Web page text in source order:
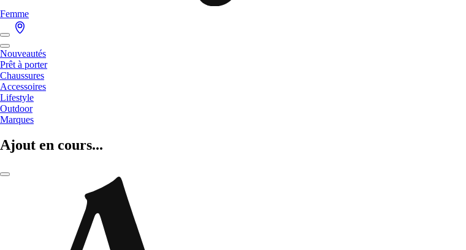
Femme
Nouveautés
Prêt à porter
Chaussures
Accessoires
Lifestyle
Outdoor
Marques
Ajout en cours...